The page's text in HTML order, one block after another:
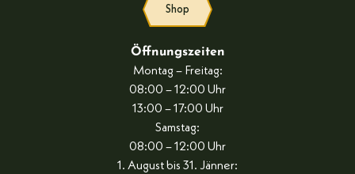
Shop
Öffnungszeiten
Montag – Freitag:
08:00 – 12:00 Uhr
13:00 – 17:00 Uhr
Samstag:
08:00 – 12:00 Uhr
1. August bis 31. Jänner: